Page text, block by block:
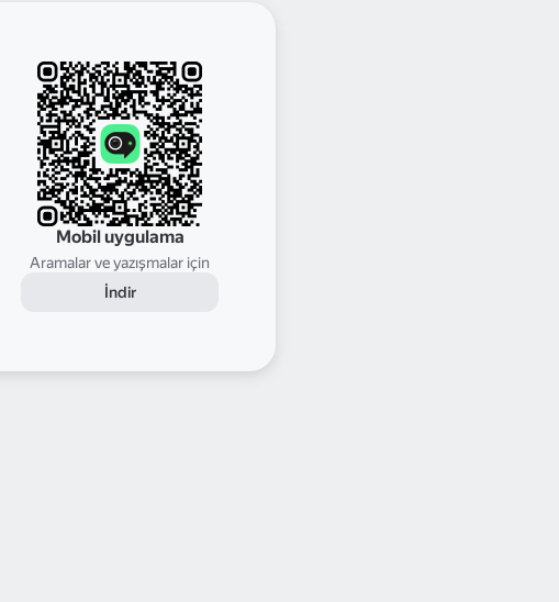
Mobil uygulama
Aramalar ve yazışmalar için
İndir